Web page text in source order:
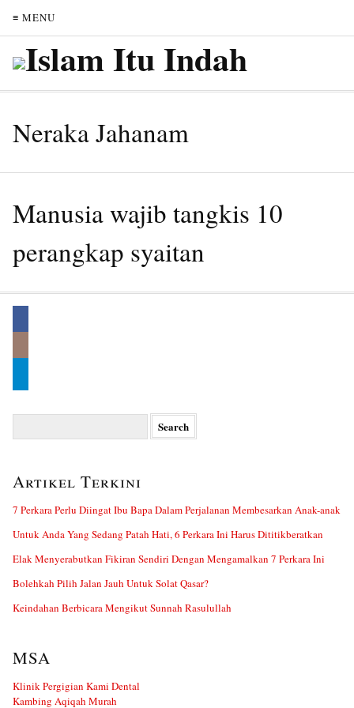
≡ MENU
Neraka Jahanam
Manusia wajib tangkis 10
perangkap syaitan
Artikel Terkini
7 Perkara Perlu Diingat Ibu Bapa Dalam Perjalanan Membesarkan Anak-anak
Untuk Anda Yang Sedang Patah Hati, 6 Perkara Ini Harus Dititikberatkan
Elak Menyerabutkan Fikiran Sendiri Dengan Mengamalkan 7 Perkara Ini
Bolehkah Pilih Jalan Jauh Untuk Solat Qasar?
Keindahan Berbicara Mengikut Sunnah Rasulullah
MSA
Klinik Pergigian Kami Dental
Kambing Aqiqah Murah